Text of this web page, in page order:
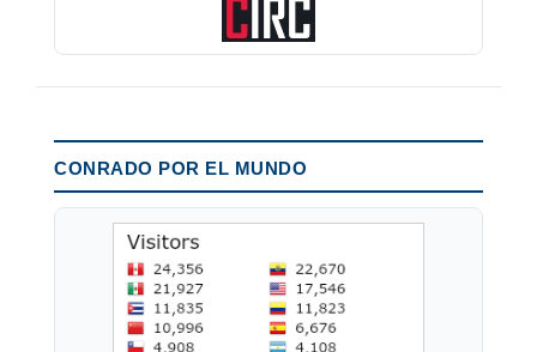
CONRADO POR EL MUNDO